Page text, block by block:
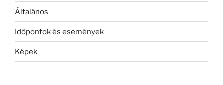
Általános
Időpontok és események
Képek